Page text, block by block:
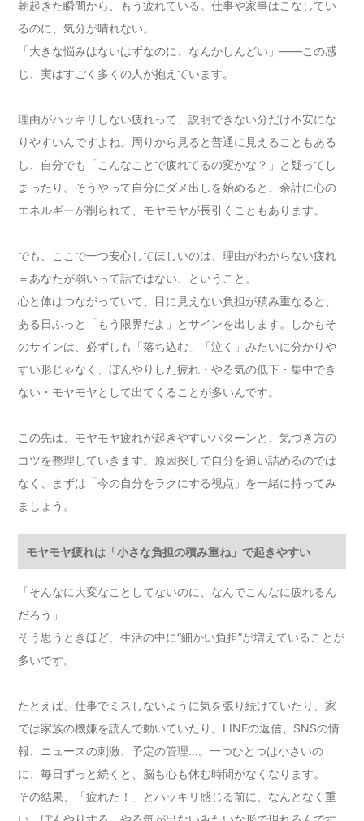
朝起きた瞬間から、もう疲れている。仕事や家事はこなしてい
るのに、気分が晴れない。
「大きな悩みはないはずなのに、なんかしんどい」――この感
じ、実はすごく多くの人が抱えています。
理由がハッキリしない疲れって、説明できない分だけ不安にな
りやすいんですよね。周りから見ると普通に見えることもある
し、自分でも「こんなことで疲れてるの変かな？」と疑ってし
まったり。そうやって自分にダメ出しを始めると、余計に心の
エネルギーが削られて、モヤモヤが長引くこともあります。
でも、ここで一つ安心してほしいのは、理由がわからない疲れ
＝あなたが弱いって話ではない、ということ。
心と体はつながっていて、目に見えない負担が積み重なると、
ある日ふっと「もう限界だよ」とサインを出します。しかもそ
のサインは、必ずしも「落ち込む」「泣く」みたいに分かりや
すい形じゃなく、ぼんやりした疲れ・やる気の低下・集中でき
ない・モヤモヤとして出てくることが多いんです。
この先は、モヤモヤ疲れが起きやすいパターンと、気づき方の
コツを整理していきます。原因探しで自分を追い詰めるのでは
なく、まずは「今の自分をラクにする視点」を一緒に持ってみ
ましょう。
モヤモヤ疲れは「小さな負担の積み重ね」で起きやすい
「そんなに大変なことしてないのに、なんでこんなに疲れるん
だろう」
そう思うときほど、生活の中に“細かい負担”が増えていることが
多いです。
たとえば、仕事でミスしないように気を張り続けていたり、家
では家族の機嫌を読んで動いていたり。LINEの返信、SNSの情
報、ニュースの刺激、予定の管理…。一つひとつは小さいの
に、毎日ずっと続くと、脳も心も休む時間がなくなります。
その結果、「疲れた！」とハッキリ感じる前に、なんとなく重